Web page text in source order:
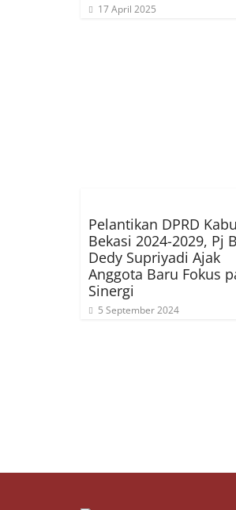
17 April 2025
Pelantikan DPRD
Bekasi 2024-2029, Pj
Dedy Supriyadi Ajak
Anggota Baru Fokus
Sinergi
5 September 2024